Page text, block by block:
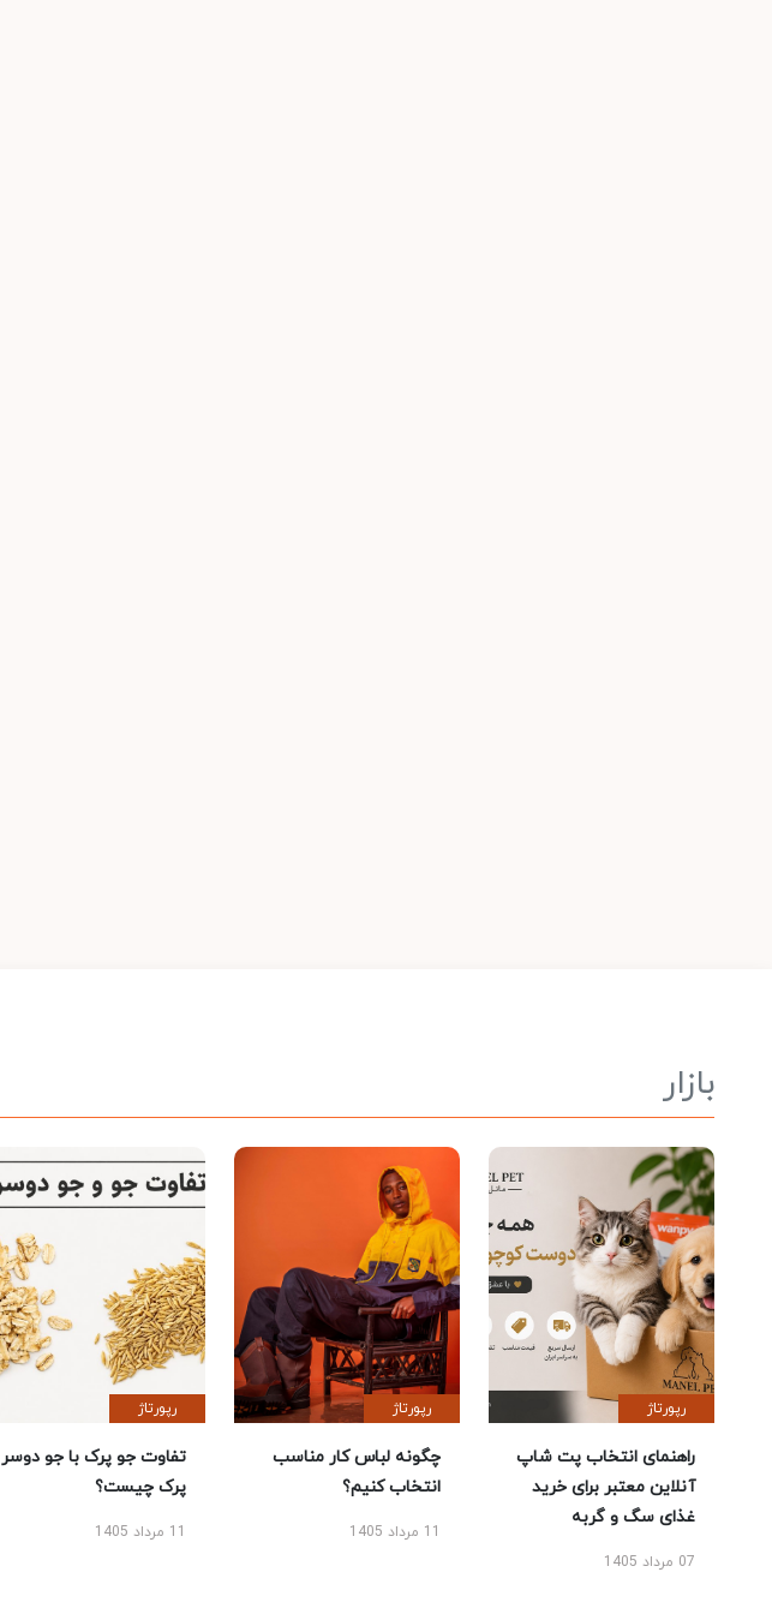
بازار
رپورتاژ
راهنمای انتخاب پت شاپ
آنلاین معتبر برای خرید
غذای سگ و گربه
07 مرداد 1405
رپورتاژ
چگونه لباس کار مناسب
انتخاب کنیم؟
11 مرداد 1405
رپورتاژ
تفاوت جو پرک با جو دوسر
پرک چیست؟
11 مرداد 1405